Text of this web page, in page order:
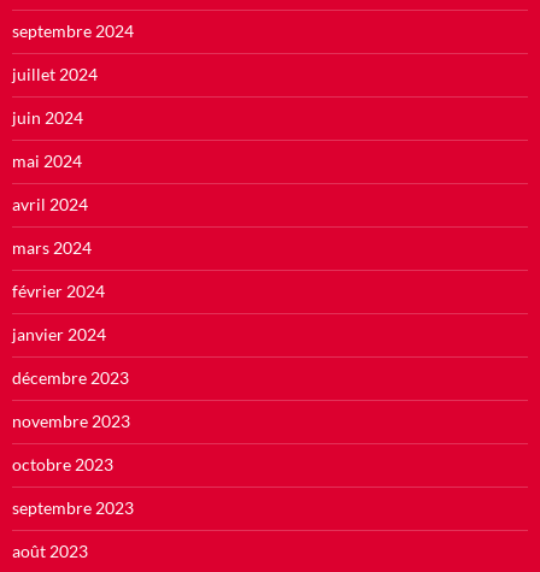
septembre 2024
juillet 2024
juin 2024
mai 2024
avril 2024
mars 2024
février 2024
janvier 2024
décembre 2023
novembre 2023
octobre 2023
septembre 2023
août 2023